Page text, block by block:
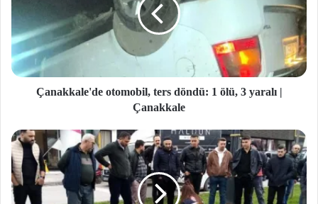
Çanakkale'de otomobil, ters döndü: 1 ölü, 3 yaralı |
Çanakkale